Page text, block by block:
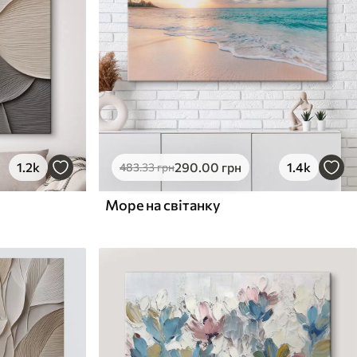
1.2k 483.33грн290.00 грн 1.4k
Море на світанку